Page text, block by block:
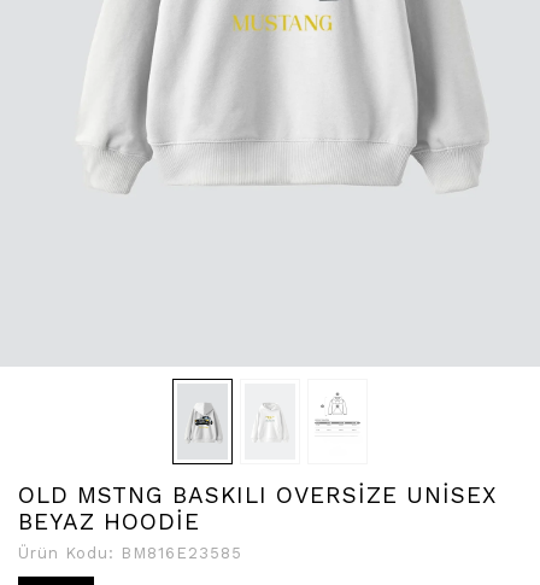
OLD MSTNG BASKILI OVERSİZE UNİSEX
BEYAZ HOODİE
Ürün Kodu: BM816E23585